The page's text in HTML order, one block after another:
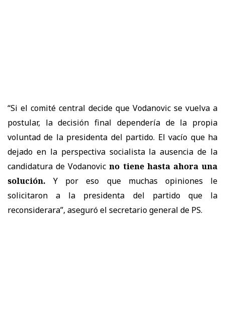
“Si el comité central decide que Vodanovic se vuelva a
postular, la decisión final dependería de la propia
voluntad de la presidenta del partido. El vacío que ha
dejado en la perspectiva socialista la ausencia de la
candidatura de Vodanovic no tiene hasta ahora una
solución. Y por eso que muchas opiniones le
solicitaron a la presidenta del partido que la
reconsiderara”, aseguró el secretario general de PS.